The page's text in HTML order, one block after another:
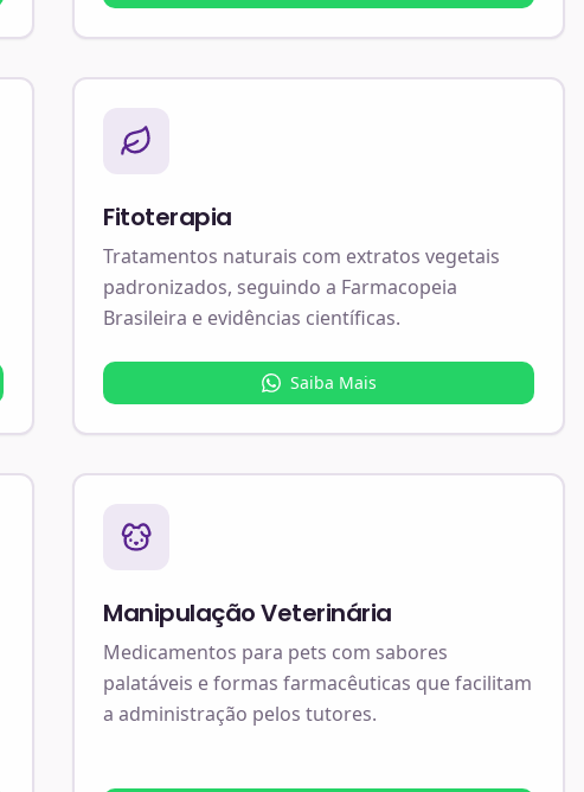
Fitoterapia
Tratamentos naturais com extratos vegetais
padronizados, seguindo a Farmacopeia
Brasileira e evidências científicas.
Saiba Mais
Manipulação Veterinária
Medicamentos para pets com sabores
palatáveis e formas farmacêuticas que facilitam
a administração pelos tutores.